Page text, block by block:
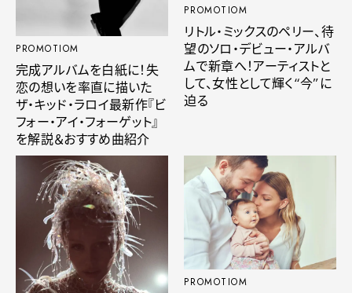
PROMOTIOM
完成アルバムを白紙に！失
恋の想いを率直に描いた
ザ・キッド・ラロイ最新作『ビ
フォー・アイ・フォーゲット』
を解説＆おすすめ曲紹介
PROMOTIOM
リトル・ミックスのペリー、待
望のソロ・デビュー・アルバ
ムで新章へ！アーティストと
して、女性として輝く“今”に
迫る
PROMOTIOM